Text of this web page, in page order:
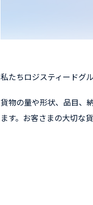
私たちロジスティードグ
貨物の量や形状、品目、
ます。お客さまの大切な